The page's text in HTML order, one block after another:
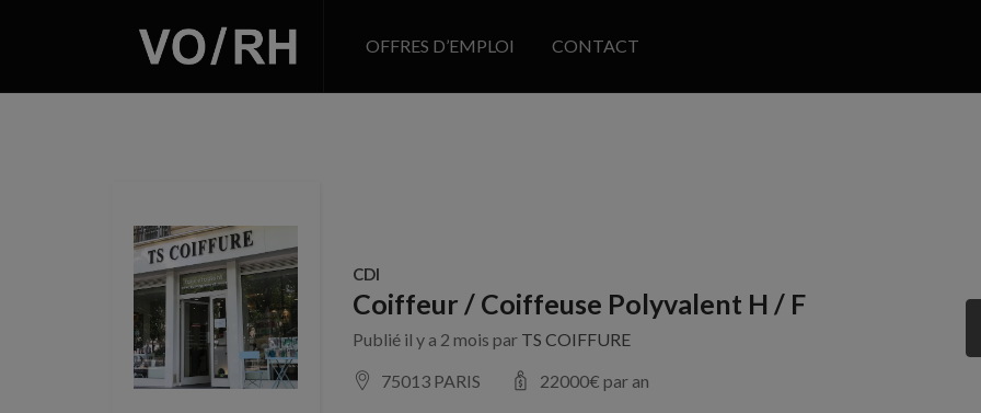
OFFRES D’EMPLOI CONTACT
CDI
Coiffeur / Coiffeuse Polyvalent H / F
Publié il y a 2 mois par TS COIFFURE
75013 PARIS
22000€ par an